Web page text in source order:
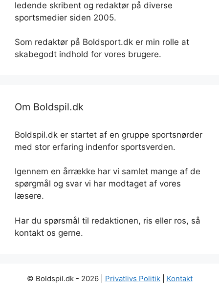
ledende skribent og redaktør på diverse
sportsmedier siden 2005.
Som redaktør på Boldsport.dk er min rolle at
skabegodt indhold for vores brugere.
Om Boldspil.dk
Boldspil.dk er startet af en gruppe sportsnørder
med stor erfaring indenfor sportsverden.
Igennem en årrække har vi samlet mange af de
spørgmål og svar vi har modtaget af vores
læsere.
Har du spørsmål til redaktionen, ris eller ros, så
kontakt os gerne.
© Boldspil.dk - 2026 | Privatlivs Politik| Kontakt